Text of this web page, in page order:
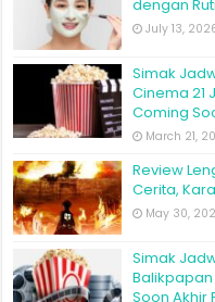
dengan
July 13,
Simak
Cinema 21
Coming
March 21,
Review
Cerita,
May 30,
Simak
Soon Akhir